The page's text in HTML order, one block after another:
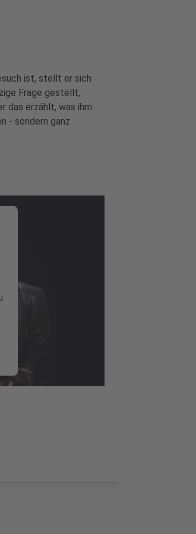
ist, stellt er sich
Frage gestellt,
das erzählt, was ihm
- sondern ganz